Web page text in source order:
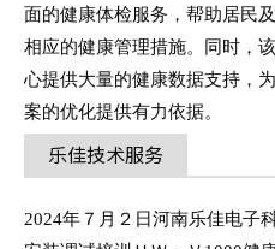
面的健康体检服务，帮助居民
相应的健康管理措施。同时，
心提供大量的健康数据支持，
案的优化提供有力依据。
乐佳技术服务
2024年７月２日河南乐佳电子